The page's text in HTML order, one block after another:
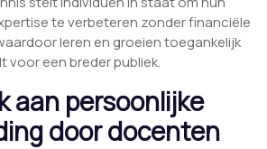
te verbeteren zonder financiële
leren en groeien toegankelijk
voor een breder publiek.
aan persoonlijke
door docenten